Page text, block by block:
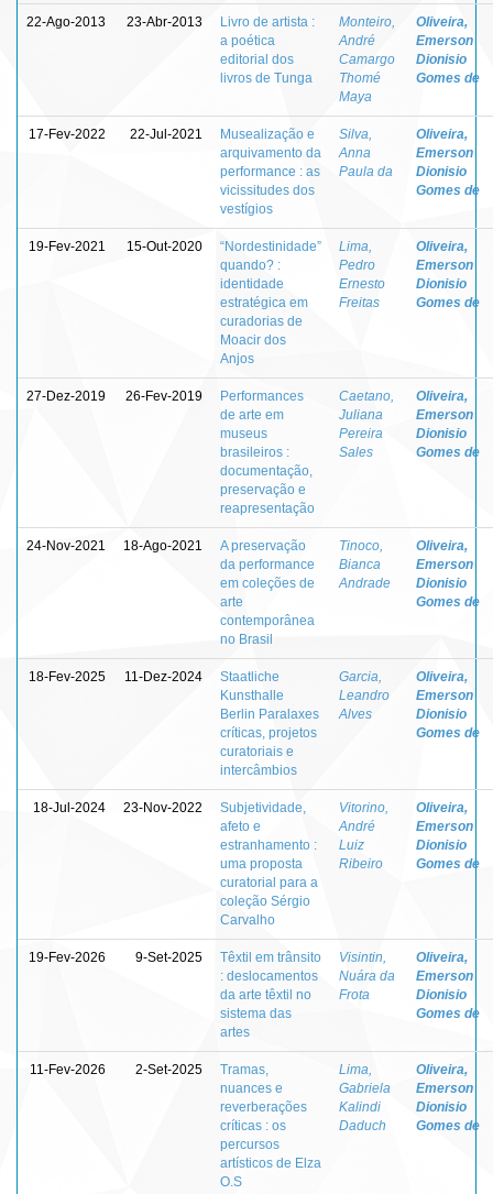
22-Ago-2013 23-Abr-2013
Livro de artista :
a poética
editorial dos
livros de Tunga
Monteiro,
André
Camargo
Thomé
Maya
Oliveira,
Emerson
Dionisio
Gomes de
17-Fev-2022 22-Jul-2021
Musealização e
arquivamento da
performance : as
vicissitudes dos
vestígios
Silva,
Anna
Paula da
Oliveira,
Emerson
Dionisio
Gomes de
19-Fev-2021 15-Out-2020
“Nordestinidade”
quando? :
identidade
estratégica em
curadorias de
Moacir dos
Anjos
Lima,
Pedro
Ernesto
Freitas
Oliveira,
Emerson
Dionisio
Gomes de
27-Dez-2019 26-Fev-2019
Performances
de arte em
museus
brasileiros :
documentação,
preservação e
reapresentação
Caetano,
Juliana
Pereira
Sales
Oliveira,
Emerson
Dionisio
Gomes de
24-Nov-2021 18-Ago-2021
A preservação
da performance
em coleções de
arte
contemporânea
no Brasil
Tinoco,
Bianca
Andrade
Oliveira,
Emerson
Dionisio
Gomes de
18-Fev-2025 11-Dez-2024
Staatliche
Kunsthalle
Berlin Paralaxes
críticas, projetos
curatoriais e
intercâmbios
Garcia,
Leandro
Alves
Oliveira,
Emerson
Dionisio
Gomes de
18-Jul-2024 23-Nov-2022
Subjetividade,
afeto e
estranhamento :
uma proposta
curatorial para a
coleção Sérgio
Carvalho
Vitorino,
André
Luiz
Ribeiro
Oliveira,
Emerson
Dionisio
Gomes de
19-Fev-2026 9-Set-2025
Têxtil em trânsito
: deslocamentos
da arte têxtil no
sistema das
artes
Visintin,
Nuára da
Frota
Oliveira,
Emerson
Dionisio
Gomes de
11-Fev-2026 2-Set-2025
Tramas,
nuances e
reverberações
críticas : os
percursos
artísticos de Elza
O.S
Lima,
Gabriela
Kalindi
Daduch
Oliveira,
Emerson
Dionisio
Gomes de